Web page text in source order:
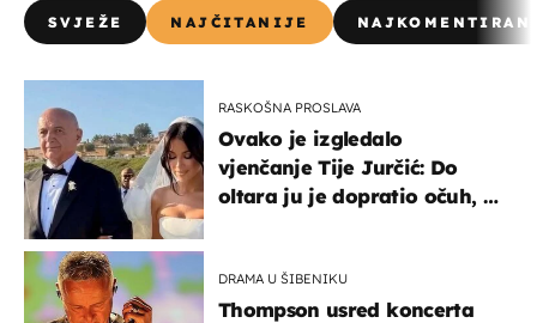
SVJEŽE NAJČITANIJE
RASKOŠNA PROSLAVA
Ovako je izgledalo
vjenčanje Tije Jurčić: Do
oltara ju je dopratio očuh, a
DRAMA U ŠIBENIKU
Thompson usred koncerta